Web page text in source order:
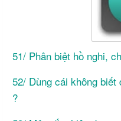
51/ Phân biệt hồ nghi,
52/ Dùng cái không
?